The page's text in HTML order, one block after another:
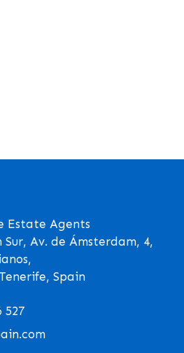
Estate Agents
Av. de Ámsterdam, 4,
Spain
527